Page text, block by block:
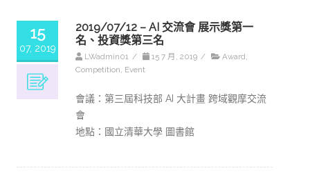
15
07, 2019
2019/07/12 – AI 交流會 展示獎第一
名、投資獎第三名
LWadmin01 / 15 7 月, 2019 / Award,
Competition, Event
會議：第三屆科技部 AI 大計畫 跨域觀摩交流
會
地點：國立清華大學 圖書館